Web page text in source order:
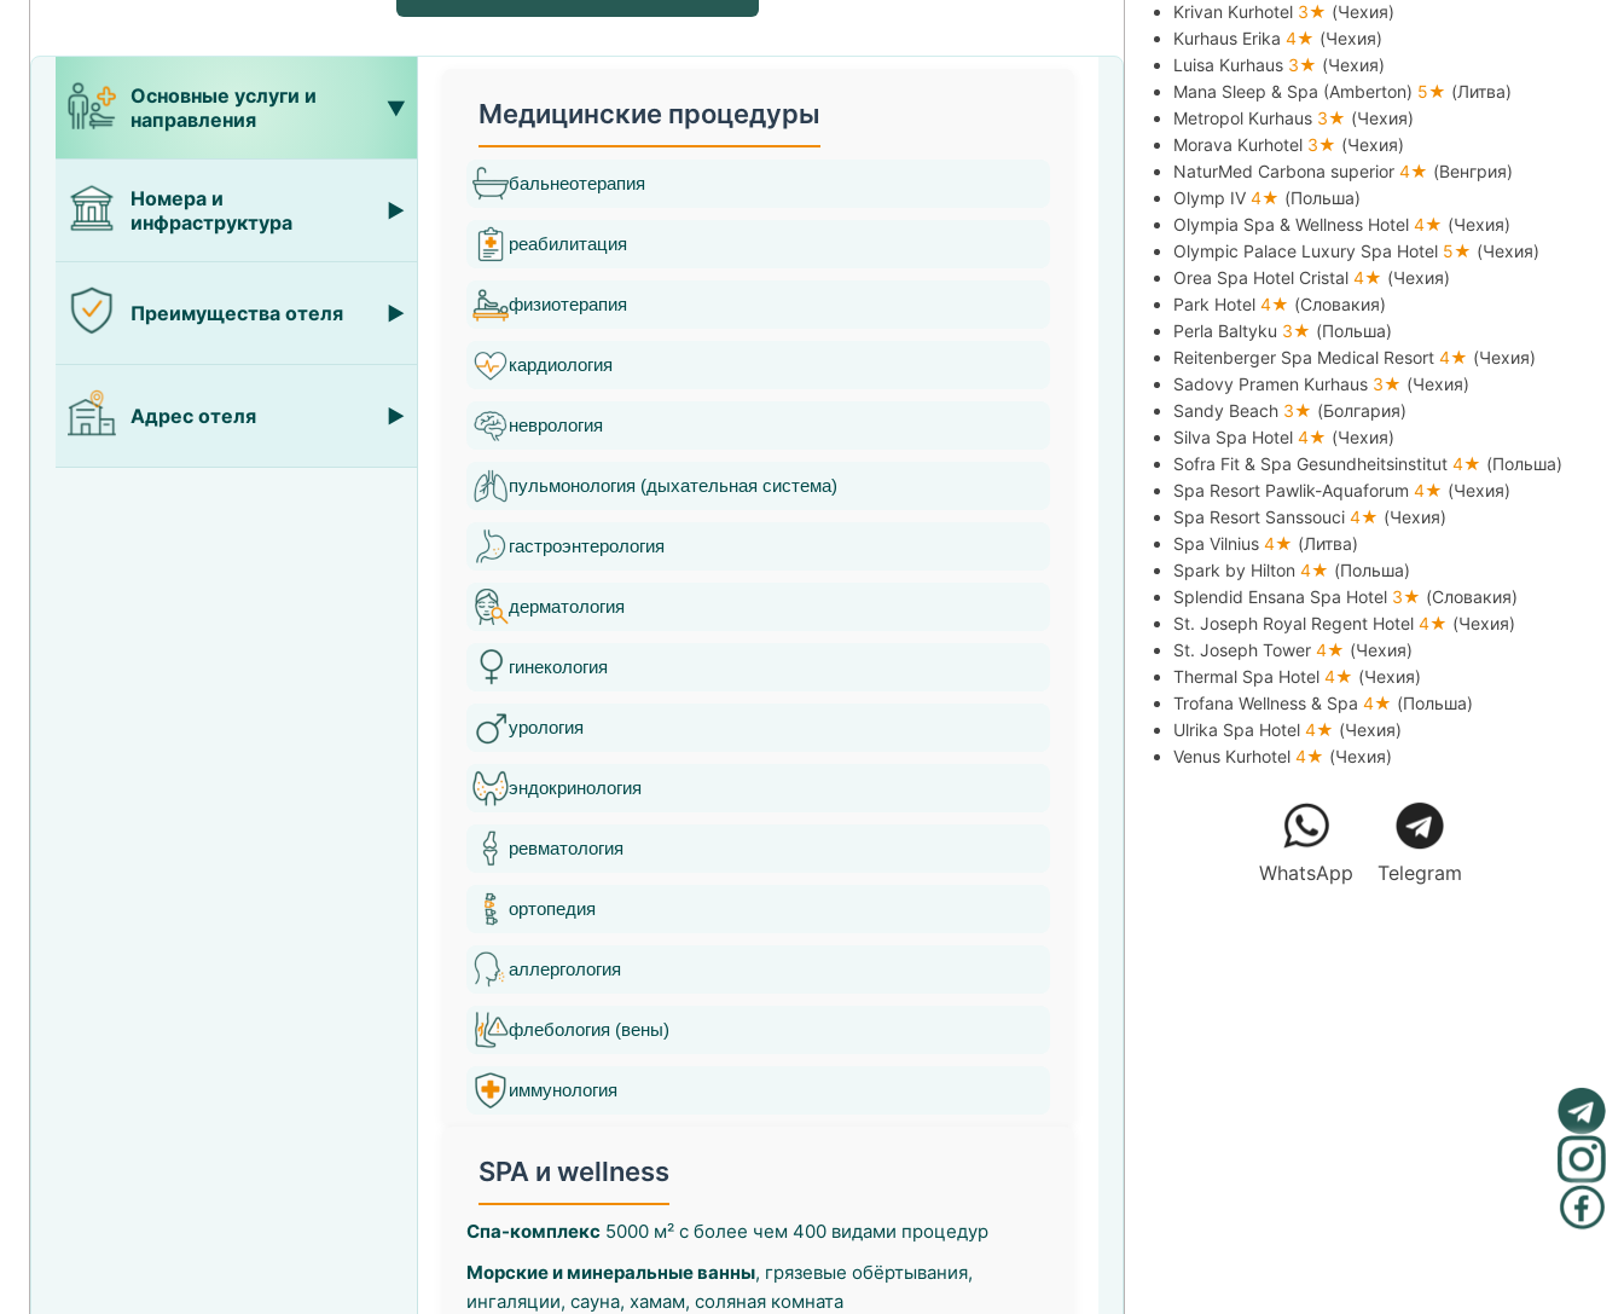
Основные услуги и
направления
Номера и
инфраструктура
Преимущества отеля
Адрес отеля
Медицинские процедуры
бальнеотерапия
реабилитация
физиотерапия
кардиология
неврология
пульмонология (дыхательная система)
гастроэнтерология
дерматология
гинекология
урология
эндокринология
ревматология
ортопедия
аллергология
флебология (вены)
иммунология
SPA и wellness
Спа-комплекс 5000 м² с более чем 400 видами процедур
Морские и минеральные ванны, грязевые обёртывания,
ингаляции, сауна, хамам, соляная комната
Krivan Kurhotel 3★ (Чехия)
Kurhaus Erika4★ (Чехия)
Luisa Kurhaus 3★ (Чехия)
Mana Sleep & Spa (Amberton) 5★ (Литва)
Metropol Kurhaus 3★ (Чехия)
Morava Kurhotel 3★ (Чехия)
NaturMed Carbona superior4★ (Венгрия)
Olymp IV4★ (Польша)
Olympia Spa & Wellness Hotel4★ (Чехия)
Olympic Palace Luxury Spa Hotel 5★ (Чехия)
Orea Spa Hotel Cristal4★ (Чехия)
Park Hotel4★ (Словакия)
Perla Baltyku 3★ (Польша)
Reitenberger Spa Medical Resort4★ (Чехия)
Sadovy Pramen Kurhaus 3★ (Чехия)
Sandy Beach 3★ (Болгария)
Silva Spa Hotel4★ (Чехия)
Sofra Fit & Spa Gesundheitsinstitut4★ (Польша)
Spa Resort Pawlik-Aquaforum4★ (Чехия)
Spa Resort Sanssouci4★ (Чехия)
Spa Vilnius4★ (Литва)
Spark by Hilton4★ (Польша)
Splendid Ensana Spa Hotel 3★ (Словакия)
St. Joseph Royal Regent Hotel4★ (Чехия)
St. Joseph Tower4★ (Чехия)
Thermal Spa Hotel4★ (Чехия)
Trofana Wellness & Spa4★ (Польша)
Ulrika Spa Hotel4★ (Чехия)
Venus Kurhotel4★ (Чехия)
WhatsApp Telegram